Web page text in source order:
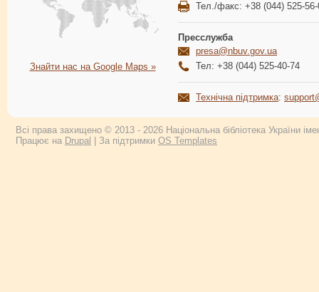
Знайти нас на Google Maps »
Тел./факс: +38 (044) 525-56-
Пресслужба
presa@nbuv.gov.ua
Тел: +38 (044) 525-40-74
Технічна підтримка:
Всі права захищено © 2013 - 2026 Національна бібліотека України
Працює на Drupal | За підтримки OS Templates